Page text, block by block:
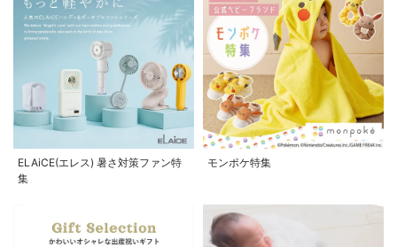
ELAiCE(エレス) 暑さ対策ファン特
集
モンポケ特集